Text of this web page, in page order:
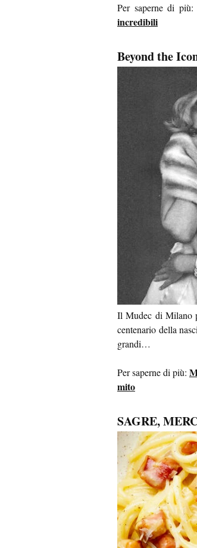
Per saperne di più:
incredibili
Beyond the
Il Mudec di Milano
centenario della
grandi…
Per saperne di più:
mito
SAGRE,